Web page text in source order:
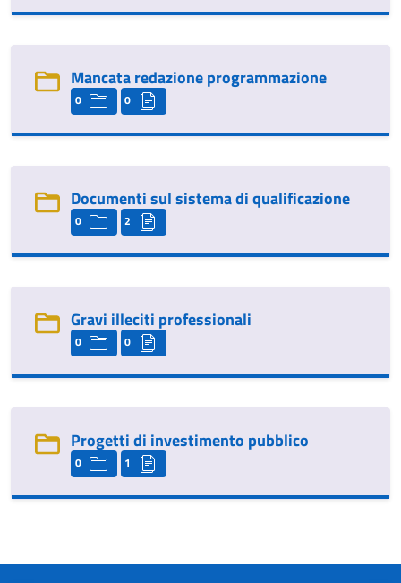
Mancata redazione programmazione
0 0
Documenti sul sistema di qualificazione
0 2
Gravi illeciti professionali
0 0
Progetti di investimento pubblico
0 1